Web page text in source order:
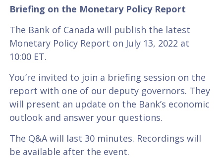
Briefing on the Monetary Policy Report
The Bank of Canada will publish the latest
Monetary Policy Report on July 13, 2022 at
10:00 ET.
You’re invited to join a briefing session on the
report with one of our deputy governors. They
will present an update on the Bank’s economic
outlook and answer your questions.
The Q&A will last 30 minutes. Recordings will
be available after the event.